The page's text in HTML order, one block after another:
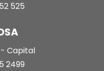
525
Capital
2499